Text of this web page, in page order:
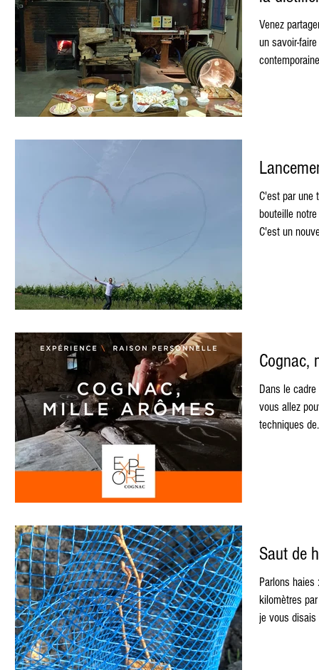
Venez
un savoir-
C'est par une
bouteille
C'est un
Cognac,
Dans le cadre de
vous allez
techniques
Saut de
Parlons haies
kilomètres
je vous disais